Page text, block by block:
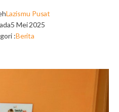
Lazismu Pusat
5 Mei 2025
:Berita